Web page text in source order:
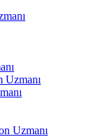
Uzmanı
Uzmanı